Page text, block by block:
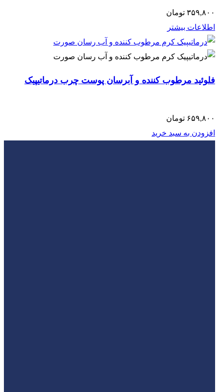
۳۵۹,۸۰۰ تومان
اطلاعات بیشتر
فلوئید مرطوب کننده و آبرسان پوست چرب درماتیپیک
۶۵۹,۸۰۰ تومان
افزودن به سبد خرید